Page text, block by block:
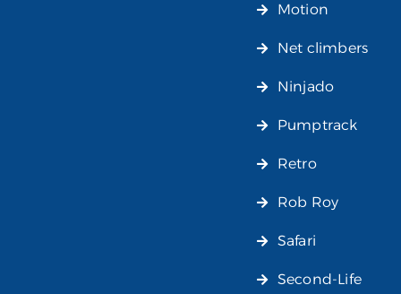
Motion
Net climbers
Ninjado
Pumptrack
Retro
Rob Roy
Safari
Second-Life